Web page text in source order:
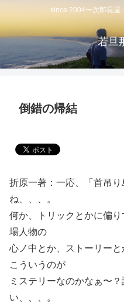
since 2004〜次郎長屋
若旦
倒錯の帰結
折原一著：一応、「首吊
ね、、、。
何か、トリックとかに偏
場人物の
心ノ中とか、ストーリー
こういうのが
ミステリーなのかなぁ〜
い、、、。